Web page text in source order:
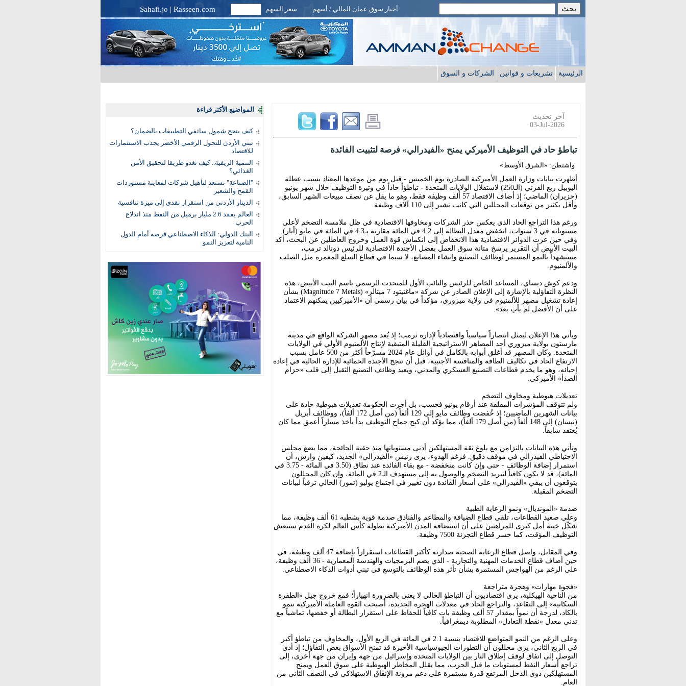
أخبار سوق عمان المالي / أسهم سعر السهم Sahafi.jo | Rasseen.com
الرئيسية تشريعات و قوانين الشركات و السوق
المواضيع الأكثر قراءة
كيف ينجح شمول سائقي التطبيقات بالضمان؟
تبني الأردن للتحول الرقمي الأخضر يجذب الاستثمارات
للاقتصاد
التنمية الريفية.. كيف تغدو طريقا لتحقيق الأمن
الغذائي؟
"الصناعة" تستعد لتأهيل شركات لمعاينة مستوردات
القمح والشعير
الدينار الأردني من استقرار نقدي إلى ميزة تنافسية
العالم يفقد 2.6 مليار برميل من النفط منذ اندلاع
الحرب
البنك الدولي: الذكاء الاصطناعي فرصة أمام الدول
النامية لتعزيز النمو
آخر تحديث
03-Jul-2026
تباطؤ حاد في التوظيف الأميركي يمنح «الفيدرالي» فرصة لتثبيت الفائدة
واشنطن: «الشرق الأوسط»
أظهرت بيانات وزارة العمل الأميركية الصادرة يوم الخميس - قبل يوم من موعدها المعتاد بسبب عطلة
اليوبيل ربع القرني (الـ250) لاستقلال الولايات المتحدة - تباطؤاً حاداً في وتيرة التوظيف خلال شهر يونيو
(حزيران) الماضي؛ إذ أضاف الاقتصاد 57 ألف وظيفة فقط، وهو ما يقل عن نصف مبيعات الشهر السابق،
وأقل بكثير من توقعات المحللين التي كانت تشير إلى 110 آلاف وظيفة.
ورغم هذا التراجع الحاد الذي يعكس حذر الشركات ومخاوفها الاقتصادية في ظل ملامسة التضخم لأعلى
مستوياته في 3 سنوات، انخفض معدل البطالة إلى 4.2 في المائة مقارنة بـ4.3 في المائة في مايو (أيار).
وفي حين عزت الدوائر الاقتصادية هذا الانخفاض إلى انكماش قوة العمل وخروج العاطلين عن البحث، أكد
البيت الأبيض أن التقرير يرسخ متانة سوق العمل بفضل الأجندة الاقتصادية للرئيس دونالد ترمب،
مستشهداً بالنمو المستمر لوظائف التصنيع وإنشاء المصانع، لا سيما في قطاع السلع المعمرة مثل الصلب
والألمنيوم.
ودعم كوش ديساي، المساعد الخاص للرئيس والنائب الأول للمتحدث الرسمي باسم البيت الأبيض، هذه
النظرة التفاؤلية بالإشارة إلى الإعلان الصادر عن شركة «ماغنيتود 7 ميتالز» (Magnitude 7 Metals) بشأن
إعادة تشغيل مصهر للألمنيوم في ولاية ميزوري، مؤكداً في بيان رسمي أن «الأميركيين يمكنهم الاعتماد
على أن الأفضل لم يأتِ بعد».
ويأتي هذا الإعلان ليمثل انتصاراً سياسياً واقتصادياً لإدارة ترمب؛ إذ يُعد مصهر الشركة الواقع في مدينة
مارستون بولاية ميزوري أحد المصاهر الاستراتيجية القليلة المتبقية لإنتاج الألمنيوم الأولي في الولايات
المتحدة. وكان المصهر قد أغلق أبوابه بالكامل في أوائل عام 2024 مسرّحاً أكثر من 500 عامل بسبب
الارتفاع الحاد في تكاليف الطاقة والمنافسة الأجنبية، قبل أن تنجح الأجندة الحمائية للإدارة الحالية في إعادة
إحيائه، وهو ما يخدم قطاعات التصنيع العسكري والمدني، ويعيد وظائف التصنيع الثقيل إلى قلب «حزام
الصدأ» الأميركي.
تعديلات هبوطية ومخاوف التضخم
ولم تتوقف المؤشرات المقلقة عند أرقام يونيو فحسب، بل أجرت الحكومة تعديلات هبوطية حادة على
بيانات الشهرين الماضيين؛ إذ خُفضت وظائف مايو إلى 129 ألفاً (من أصل 172 ألفاً)، ووظائف أبريل
(نيسان) إلى 148 ألفاً (من أصل 179 ألفاً)، مما يؤكد أن كبح جماح التوظيف بدأ يأخذ مساراً أعمق مما كان
يُعتقد سابقاً.
وتأتي هذه البيانات بالتزامن مع بلوغ ثقة المستهلكين أدنى مستوياتها منذ حقبة الجائحة، مما يضع مجلس
الاحتياطي الفيدرالي في موقف دقيق. فرغم الهدوء، يرى رئيس «الفيدرالي» الجديد، كيفين وارش، أن
استمرار إضافة الوظائف - حتى وإن كانت منخفضة - مع بقاء الفائدة عند نطاق (3.50 في المائة - 3.75 في
المائة)، قد لا يكون كافياً لتبريد التضخم والوصول به إلى مستهدف الـ2 في المائة، وإن كان المحللون
يتوقعون أن يبقي «الفيدرالي» على أسعار الفائدة دون تغيير في اجتماع يوليو (تموز) الحالي ترقباً لبيانات
التضخم المقبلة.
صدمة «المونديال» ونمو الرعاية الطبية
وعلى صعيد القطاعات، تلقى قطاع الضيافة والمطاعم والفنادق صدمة قوية بشطبه 61 ألف وظيفة، مما
شكّل خيبة أمل كبرى للمراهنين على أن استضافة المدن الأميركية بطولة كأس العالم لكرة القدم ستنعش
التوظيف المؤقت، كما خسر قطاع التجزئة 7500 وظيفة.
وفي المقابل، واصل قطاع الرعاية الصحية صدارته كأكثر القطاعات استقراراً بإضافة 47 ألف وظيفة، في
حين أضاف قطاع الخدمات المهنية والتجارية - الذي يضم البرمجيات والهندسة المعمارية - 36 ألف وظيفة،
على الرغم من الهواجس المستمرة بشأن تأثر هذه الوظائف بالتوسع في تبني أدوات الذكاء الاصطناعي.
«فجوة مهارات» وهجرة متراجعة
من الناحية الهيكلية، يرى اقتصاديون أن التباطؤ الحالي لا يعني بالضرورة انهياراً؛ فمع خروج جيل «الطفرة
السكانية» إلى التقاعد، والتراجع الحاد في معدلات الهجرة الجديدة، أصبحت القوة العاملة الأميركية تنمو
بالكاد، لدرجة أن نمواً بمقدار 57 ألف وظيفة بات كافياً للحفاظ على استقرار البطالة أو خفضها، تماشياً مع
تدني معدل «نقطة التعادل» المطلوبة ديمغرافياً.
وعلى الرغم من النمو المتواضع للاقتصاد بنسبة 2.1 في المائة في الربع الأول، والمخاوف من تباطؤ أكبر
في الربع الثاني، يرى محللون أن التطورات الجيوسياسية الأخيرة قد تمنح الأسواق بعض التفاؤل؛ إذ أدى
التوصل إلى اتفاق لوقف إطلاق النار بين الولايات المتحدة وإسرائيل من جهة وإيران من جهة أخرى، إلى
تراجع أسعار النفط لمستويات ما قبل الحرب، مما يقلل المخاطر الهبوطية على سوق العمل ويمنح
المستهلكين ذوي الدخل المرتفع قدرة مستمرة على دعم مرونة الإنفاق الاستهلاكي في النصف الثاني من
العام.